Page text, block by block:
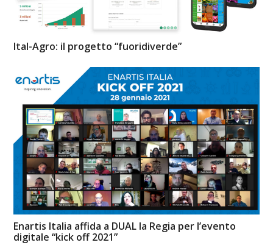
Ital-Agro: il progetto “fuoridiverde”
Enartis Italia affida a DUAL la Regia per l’evento
digitale “kick off 2021”